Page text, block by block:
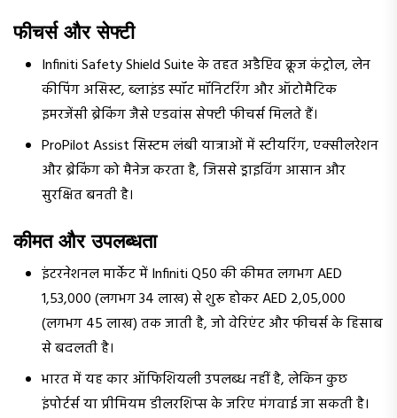
फीचर्स और सेफ्टी
Infiniti Safety Shield Suite के तहत अडैप्टिव क्रूज कंट्रोल, लेन
कीपिंग असिस्ट, ब्लाइंड स्पॉट मॉनिटरिंग और ऑटोमैटिक
इमरजेंसी ब्रेकिंग जैसे एडवांस सेफ्टी फीचर्स मिलते हैं।
ProPilot Assist सिस्टम लंबी यात्राओं में स्टीयरिंग, एक्सीलरेशन
और ब्रेकिंग को मैनेज करता है, जिससे ड्राइविंग आसान और
सुरक्षित बनती है।
कीमत और उपलब्धता
इंटरनेशनल मार्केट में Infiniti Q50 की कीमत लगभग AED
1,53,000 (लगभग ₹34 लाख) से शुरू होकर AED 2,05,000
(लगभग ₹45 लाख) तक जाती है, जो वेरिएंट और फीचर्स के हिसाब
से बदलती है।
भारत में यह कार ऑफिशियली उपलब्ध नहीं है, लेकिन कुछ
इंपोर्टर्स या प्रीमियम डीलरशिप्स के जरिए मंगवाई जा सकती है।